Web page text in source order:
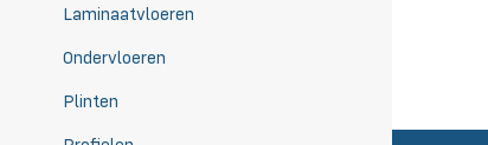
Laminaatvloeren
Ondervloeren
Plinten